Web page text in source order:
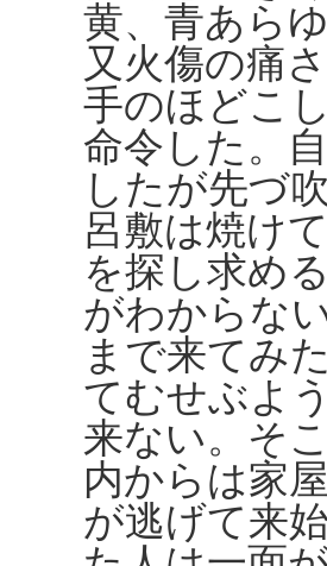
黄、青あら
又火傷の痛
手のほどこ
命令した。
したが先づ
呂敷は焼け
を探し求め
がわからな
まで来てみ
てむせぶよ
来ない。そ
内からは家
が逃げて来